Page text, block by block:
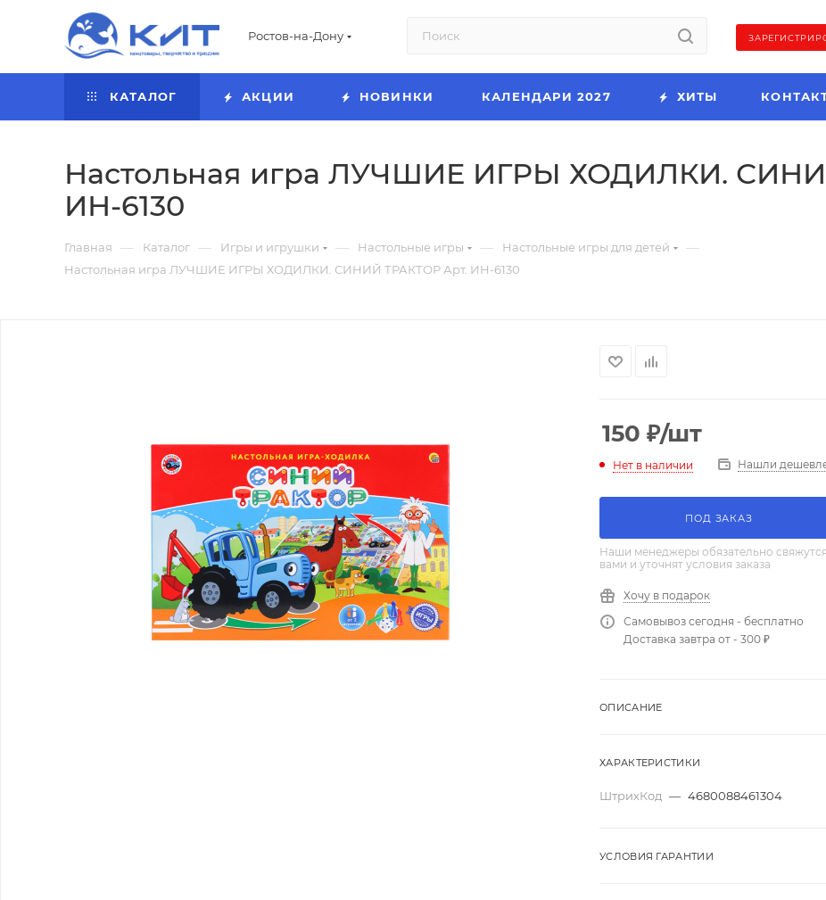
Ростов-на-Дону
КАТАЛОГ АКЦИИ НОВИНКИ КАЛЕНДАРИ 2027 ХИТЫ
Настольная игра ЛУЧШИЕ ИГРЫ ХОДИЛКИ.
ИН-6130
Главная — Каталог — Игры и игрушки — Настольные игры — Настольные игры для детей —
Настольная игра ЛУЧШИЕ ИГРЫ ХОДИЛКИ. СИНИЙ ТРАКТОР Арт. ИН-6130
150 ₽/шт
Нет в наличии Нашли
ПОД ЗАКАЗ
Наши менеджеры обязательно
вами и уточнят условия заказа
Хочу в подарок
Самовывоз сегодня - бесплатно
Доставка завтра от - 300 ₽
ОПИСАНИЕ
ХАРАКТЕРИСТИКИ
ШтрихКод — 4680088461304
УСЛОВИЯ ГАРАНТИИ